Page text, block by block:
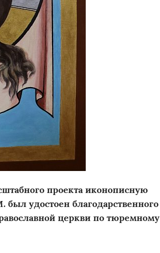
проекта иконописную
удостоен благодарственного
церкви по тюремному